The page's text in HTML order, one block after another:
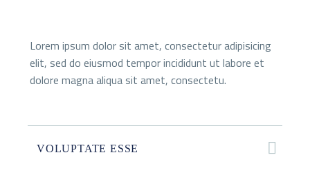
Lorem ipsum dolor sit amet, consectetur adipisicing
elit, sed do eiusmod tempor incididunt ut labore et
dolore magna aliqua sit amet, consectetu.
VOLUPTATE ESSE